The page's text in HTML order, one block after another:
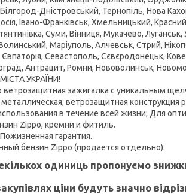
Дністровський, Тернопіль, Нова
Івано-Франківськ, Хмельницький,
Суми, Вінниця, Мукачево,
Маріуполь, Алчевськ, Стрий,
Севастополь, Сєвєродонецьк,
Антрацит, Ромни, Нововолинськ,
УКРАЇНИ!
ветрозащитная зажигалка с уникальным
металлическая; ветрозащитная
в течение всей жизни; Для
Zippo, кремни и фитиль.
гарантия.
бензин Zippo (продается отдельно).
одиниць пропонуємо
ціни будуть значно